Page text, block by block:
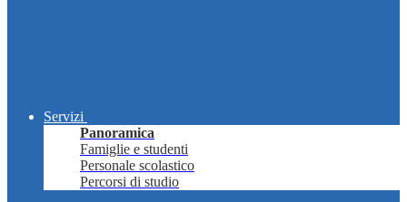
Servizi
Panoramica
Famiglie e studenti
Personale scolastico
Percorsi di studio